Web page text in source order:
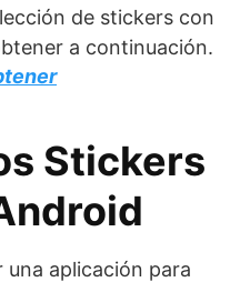
de stickers con
a continuación.
Stickers
una aplicación para